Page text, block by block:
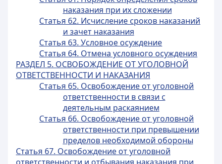
наказания при их сложении
Статья 62. Исчисление сроков наказаний
и зачет наказания
Статья 63. Условное осуждение
Статья 64. Отмена условного осуждения
РАЗДЕЛ 5. ОСВОБОЖДЕНИЕ ОТ УГОЛОВНОЙ
ОТВЕТСТВЕННОСТИ И НАКАЗАНИЯ
Статья 65. Освобождение от уголовной
ответственности в связи с
деятельным раскаянием
Статья 66. Освобождение от уголовной
ответственности при превышении
пределов необходимой обороны
Статья 67. Освобождение от уголовной